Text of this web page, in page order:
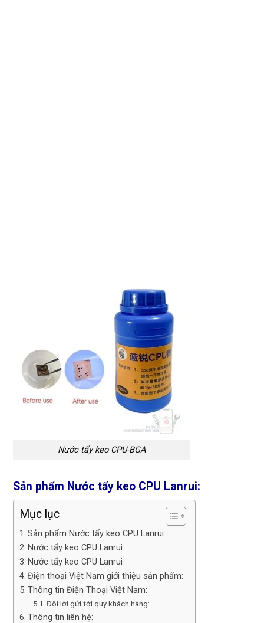
Nước tẩy keo CPU-BGA
Sản phẩm Nước tẩy keo CPU Lanrui:
Mục lục
Sản phẩm Nước tẩy keo CPU Lanrui:
Nước tẩy keo CPU Lanrui
Nước tẩy keo CPU Lanrui
Điện thoại Việt Nam giới thiệu sản phẩm:
Thông tin Điện Thoại Việt Nam:
Đôi lời gửi tới quý khách hàng:
Thông tin liên hệ: